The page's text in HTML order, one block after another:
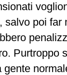
salvo poi far
Purtroppo
gente